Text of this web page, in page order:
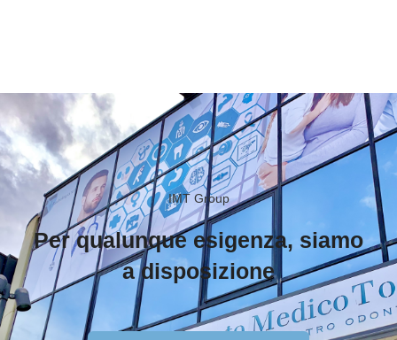
IMT Group
Per qualunque esigenza, siamo
a disposizione